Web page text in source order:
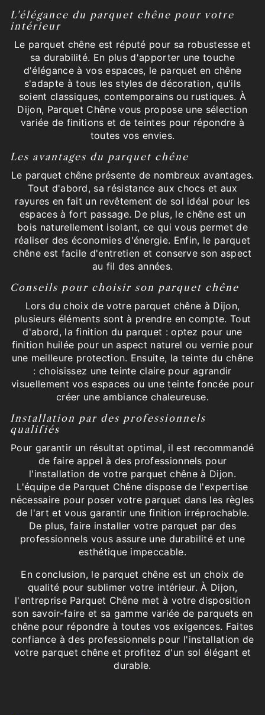
L'élégance du parquet chêne pour votre
intérieur
Le parquet chêne est réputé pour sa robustesse et
sa durabilité. En plus d'apporter une touche
d'élégance à vos espaces, le parquet en chêne
s'adapte à tous les styles de décoration, qu'ils
soient classiques, contemporains ou rustiques. À
Dijon, Parquet Chêne vous propose une sélection
variée de finitions et de teintes pour répondre à
toutes vos envies.
Les avantages du parquet chêne
Le parquet chêne présente de nombreux avantages.
Tout d'abord, sa résistance aux chocs et aux
rayures en fait un revêtement de sol idéal pour les
espaces à fort passage. De plus, le chêne est un
bois naturellement isolant, ce qui vous permet de
réaliser des économies d'énergie. Enfin, le parquet
chêne est facile d'entretien et conserve son aspect
au fil des années.
Conseils pour choisir son parquet chêne
Lors du choix de votre parquet chêne à Dijon,
plusieurs éléments sont à prendre en compte. Tout
d'abord, la finition du parquet : optez pour une
finition huilée pour un aspect naturel ou vernie pour
une meilleure protection. Ensuite, la teinte du chêne
: choisissez une teinte claire pour agrandir
visuellement vos espaces ou une teinte foncée pour
créer une ambiance chaleureuse.
Installation par des professionnels
qualifiés
Pour garantir un résultat optimal, il est recommandé
de faire appel à des professionnels pour
l'installation de votre parquet chêne à Dijon.
L'équipe de Parquet Chêne dispose de l'expertise
nécessaire pour poser votre parquet dans les règles
de l'art et vous garantir une finition irréprochable.
De plus, faire installer votre parquet par des
professionnels vous assure une durabilité et une
esthétique impeccable.
En conclusion, le parquet chêne est un choix de
qualité pour sublimer votre intérieur. À Dijon,
l'entreprise Parquet Chêne met à votre disposition
son savoir-faire et sa gamme variée de parquets en
chêne pour répondre à toutes vos exigences. Faites
confiance à des professionnels pour l'installation de
votre parquet chêne et profitez d'un sol élégant et
durable.